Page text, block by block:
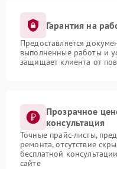
Гарантия на
Предоставляется
выполненные работы и
защищает клиента от
Прозрачное
консультация
Точные прайс-листы,
ремонта, отсутствие
бесплатной
сайте